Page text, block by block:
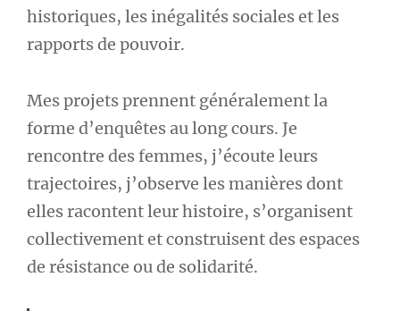
historiques, les inégalités sociales et les
rapports de pouvoir.
Mes projets prennent généralement la
forme d’enquêtes au long cours. Je
rencontre des femmes, j’écoute leurs
trajectoires, j’observe les manières dont
elles racontent leur histoire, s’organisent
collectivement et construisent des espaces
de résistance ou de solidarité.